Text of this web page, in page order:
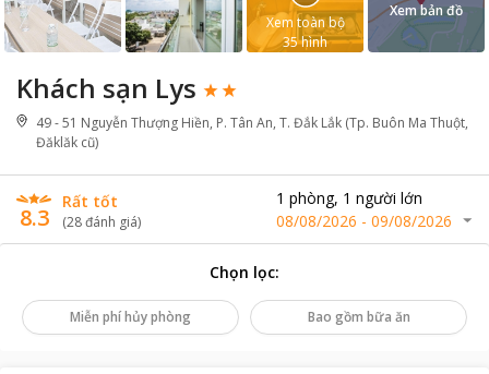
Khách sạn Lys
49 - 51 Nguyễn Thượng Hiền, P. Tân An, T. Đắk Lắk (Tp. Buôn Ma Thuột,
Đăklăk cũ)
8.3
Rất tốt
(28đánh giá)
1 phòng, 1 người lớn
08/08/2026 - 09/08/2026
Xem toàn bộ
35hình
Xem bản đồ
Chọn lọc:
Miễn phí hủy phòng Bao gồm bữa ăn